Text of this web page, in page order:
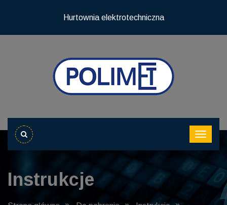
Hurtownia elektrotechniczna
Instrukcje